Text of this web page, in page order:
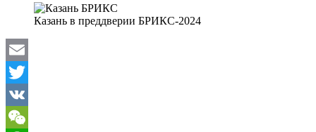
Казань в преддверии БРИКС-2024
Email
Twitter
VK